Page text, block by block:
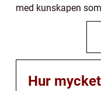
med kunskapen
Hur